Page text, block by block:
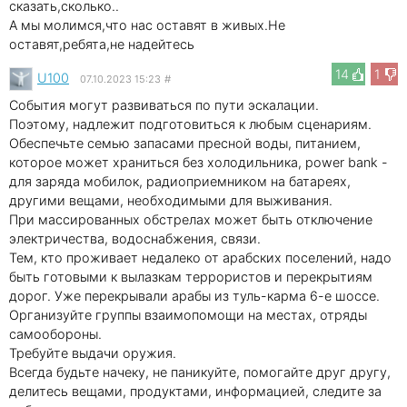
сказать,сколько..
А мы молимся,что нас оставят в живых.Не
оставят,ребята,не надейтесь
14
1
U100 07.10.2023 15:23 #
События могут развиваться по пути эскалации.
Поэтому, надлежит подготовиться к любым сценариям.
Обеспечьте семью запасами пресной воды, питанием,
которое может храниться без холодильника, power bank -
для заряда мобилок, радиоприемником на батареях,
другими вещами, необходимыми для выживания.
При массированных обстрелах может быть отключение
электричества, водоснабжения, связи.
Тем, кто проживает недалеко от арабских поселений, надо
быть готовыми к вылазкам террористов и перекрытиям
дорог. Уже перекрывали арабы из туль-карма 6-е шоссе.
Организуйте группы взаимопомощи на местах, отряды
самообороны.
Требуйте выдачи оружия.
Всегда будьте начеку, не паникуйте, помогайте друг другу,
делитесь вещами, продуктами, информацией, следите за